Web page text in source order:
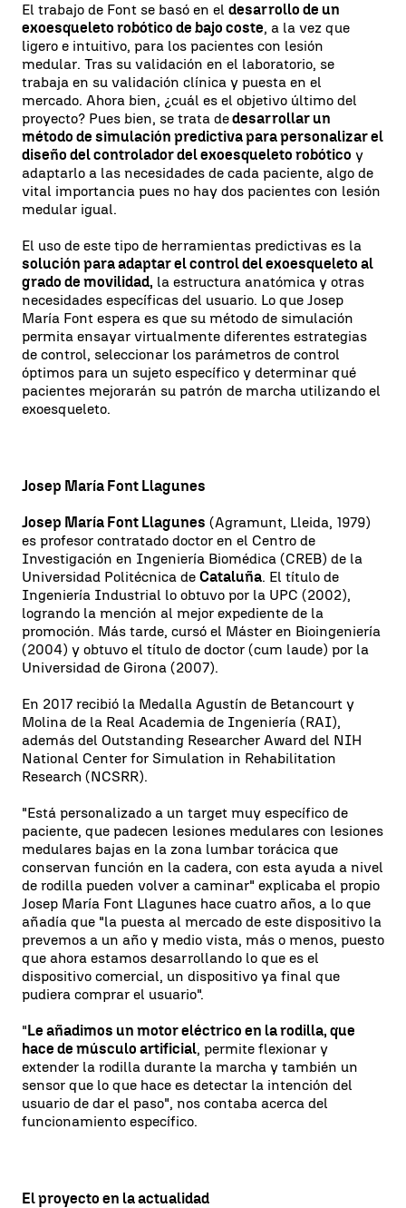
El trabajo de Font se basó en el desarrollo de un
exoesqueleto robótico de bajo coste, a la vez que
ligero e intuitivo, para los pacientes con lesión
medular. Tras su validación en el laboratorio, se
trabaja en su validación clínica y puesta en el
mercado. Ahora bien, ¿cuál es el objetivo último del
proyecto? Pues bien, se trata dedesarrollar un
método de simulación predictiva para personalizar el
diseño del controlador del exoesqueleto robótico y
adaptarlo a las necesidades de cada paciente, algo de
vital importancia pues no hay dos pacientes con lesión
medular igual.
El uso de este tipo de herramientas predictivas es la
solución para adaptar el control del exoesqueleto al
grado de movilidad, la estructura anatómica y otras
necesidades específicas del usuario. Lo que Josep
María Font espera es que su método de simulación
permita ensayar virtualmente diferentes estrategias
de control, seleccionar los parámetros de control
óptimos para un sujeto específico y determinar qué
pacientes mejorarán su patrón de marcha utilizando el
exoesqueleto.
Josep María Font Llagunes
Josep María Font Llagunes (Agramunt, Lleida, 1979)
es profesor contratado doctor en el Centro de
Investigación en Ingeniería Biomédica (CREB) de la
Universidad Politécnica de Cataluña. El título de
Ingeniería Industrial lo obtuvo por la UPC (2002),
logrando la mención al mejor expediente de la
promoción. Más tarde, cursó el Máster en Bioingeniería
(2004) y obtuvo el título de doctor (cum laude) por la
Universidad de Girona (2007).
En 2017 recibió la Medalla Agustín de Betancourt y
Molina de la Real Academia de Ingeniería (RAI),
además del Outstanding Researcher Award del NIH
National Center for Simulation in Rehabilitation
Research (NCSRR).
"Está personalizado a un target muy específico de
paciente, que padecen lesiones medulares con lesiones
medulares bajas en la zona lumbar torácica que
conservan función en la cadera, con esta ayuda a nivel
de rodilla pueden volver a caminar" explicaba el propio
Josep María Font Llagunes hace cuatro años, a lo que
añadía que "la puesta al mercado de este dispositivo la
prevemos a un año y medio vista, más o menos, puesto
que ahora estamos desarrollando lo que es el
dispositivo comercial, un dispositivo ya final que
pudiera comprar el usuario".
"Le añadimos un motor eléctrico en la rodilla, que
hace de músculo artificial, permite flexionar y
extender la rodilla durante la marcha y también un
sensor que lo que hace es detectar la intención del
usuario de dar el paso", nos contaba acerca del
funcionamiento específico.
El proyecto en la actualidad